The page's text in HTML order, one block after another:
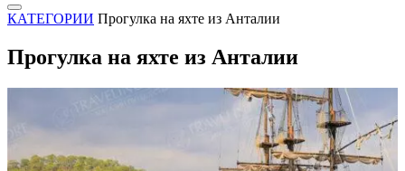
КАТЕГОРИИ Прогулка на яхте из Анталии
Прогулка на яхте из Анталии